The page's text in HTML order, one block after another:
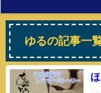
ゆるの記事一